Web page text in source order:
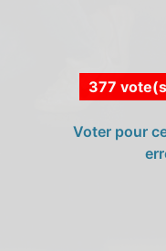
377
Voter pour